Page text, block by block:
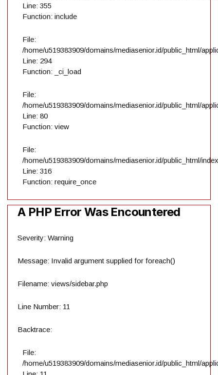
Line: 355
Function: include
File:
/home/u519383909/domains/mediasenior.id/public_html/
Line: 294
Function: _ci_load
File:
/home/u519383909/domains/mediasenior.id/public_html/
Line: 80
Function: view
File:
/home/u519383909/domains/mediasenior.id/public_html/
Line: 316
Function: require_once
A PHP Error Was Encountered
Severity: Warning
Message: Invalid argument supplied for foreach()
Filename: views/sidebar.php
Line Number: 11
Backtrace:
File:
/home/u519383909/domains/mediasenior.id/public_html/